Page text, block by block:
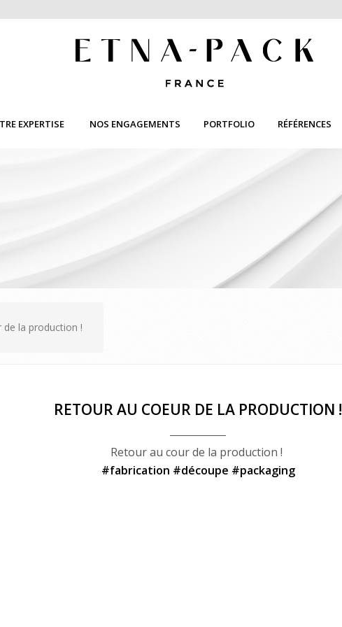
EXPERTISE NOS ENGAGEMENTS PORTFOLIO RÉFÉRENCES
de la production !
RETOUR AU COEUR DE LA PRODUCTION !
Retour au cour de la production !
#fabrication #découpe #packaging